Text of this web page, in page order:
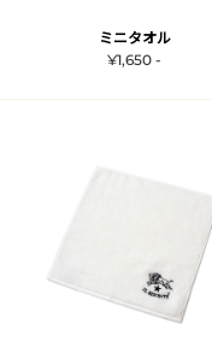
ミニタオル
¥1,650 -